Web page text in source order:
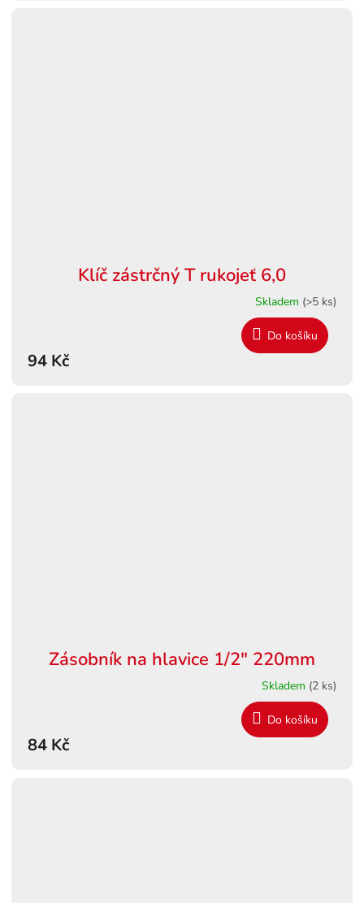
Klíč zástrčný T rukojeť 6,0
Skladem (>5 ks)
94 Kč
Do košíku
Zásobník na hlavice 1/2" 220mm
Skladem (2 ks)
84 Kč
Do košíku